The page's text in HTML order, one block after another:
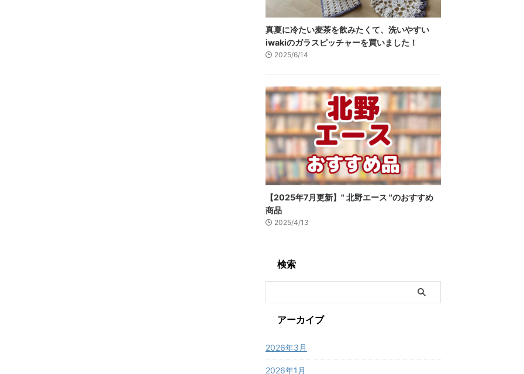
真夏に冷たい麦茶を飲みたくて、洗いやすい
iwakiのガラスピッチャーを買いました！
2025/6/14
【2025年7月更新】" 北野エース "のおすすめ
商品
2025/4/13
検索
アーカイブ
2026年3月
2026年1月